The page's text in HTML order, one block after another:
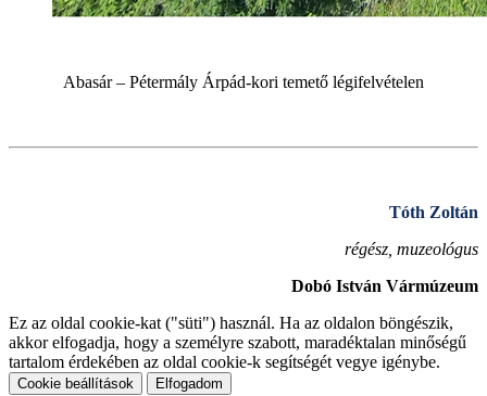
Abasár – Pétermály Árpád-kori temető légifelvételen
Tóth Zoltán
régész, muzeológus
Dobó István Vármúzeum
Ez az oldal cookie-kat ("süti") használ. Ha az oldalon böngészik,
akkor elfogadja, hogy a személyre szabott, maradéktalan minőségű
tartalom érdekében az oldal cookie-k segítségét vegye igénybe.
Cookie beállítások Elfogadom